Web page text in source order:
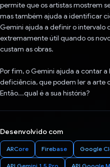
permite que os artistas mostrem
mas também ajuda a identificar
Gemini ajuda a definir o intervalo
extremamente útil quando os
custam as obras.
Por fim, o Gemini ajuda a contar
deficiência, que podem ler a arte
Então...qual é a sua história?
Desenvolvido com
ARCore Firebase Google